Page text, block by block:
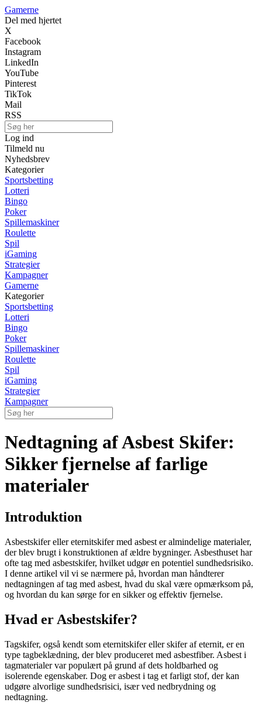
Gamerne
Del med hjertet
X
Facebook
Instagram
LinkedIn
YouTube
Pinterest
TikTok
Mail
RSS
Log ind
Tilmeld nu
Nyhedsbrev
Kategorier
Sportsbetting
Lotteri
Bingo
Poker
Spillemaskiner
Roulette
Spil
iGaming
Strategier
Kampagner
Gamerne
Kategorier
Sportsbetting
Lotteri
Bingo
Poker
Spillemaskiner
Roulette
Spil
iGaming
Strategier
Kampagner
Nedtagning af Asbest Skifer:
Sikker fjernelse af farlige
materialer
Introduktion
Asbestskifer eller eternitskifer med asbest er almindelige materialer,
der blev brugt i konstruktionen af ældre bygninger. Asbesthuset har
ofte tag med asbestskifer, hvilket udgør en potentiel sundhedsrisiko.
I denne artikel vil vi se nærmere på, hvordan man håndterer
nedtagningen af tag med asbest, hvad du skal være opmærksom på,
og hvordan du kan sørge for en sikker og effektiv fjernelse.
Hvad er Asbestskifer?
Tagskifer, også kendt som eternitskifer eller skifer af eternit, er en
type tagbeklædning, der blev produceret med asbestfiber. Asbest i
tagmaterialer var populært på grund af dets holdbarhed og
isolerende egenskaber. Dog er asbest i tag et farligt stof, der kan
udgøre alvorlige sundhedsrisici, især ved nedbrydning og
nedtagning.